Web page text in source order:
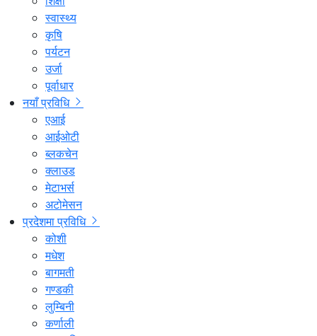
स्वास्थ्य
कृषि
पर्यटन
उर्जा
पूर्वाधार
नयाँ प्रविधि
एआई
आईओटी
ब्लकचेन
क्लाउड
मेटाभर्स
अटोमेसन
प्रदेशमा प्रविधि
कोशी
मधेश
बागमती
गण्डकी
लुम्बिनी
कर्णाली